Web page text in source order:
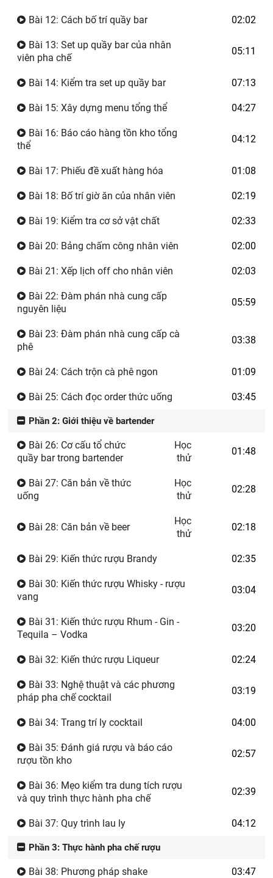
Bài 12: Cách bố trí quầy bar 02:02
Bài 13: Set up quầy bar của nhân
viên pha chế
05:11
Bài 14: Kiểm tra set up quầy bar 07:13
Bài 15: Xây dựng menu tổng thể 04:27
Bài 16: Báo cáo hàng tồn kho tổng
thể
04:12
Bài 17: Phiếu đề xuất hàng hóa 01:08
Bài 18: Bố trí giờ ăn của nhân viên 02:19
Bài 19: Kiểm tra cơ sở vật chất 02:33
Bài 20: Bảng chấm công nhân viên 02:00
Bài 21: Xếp lịch off cho nhân viên 02:03
Bài 22: Đàm phán nhà cung cấp
nguyên liệu
05:59
Bài 23: Đàm phán nhà cung cấp cà
phê
03:38
Bài 24: Cách trộn cà phê ngon 01:09
Bài 25: Cách đọc order thức uống 03:45
Phần 2: Giới thiệu về bartender
Bài 26: Cơ cấu tổ chức
quầy bar trong bartender
Học
thử
01:48
Bài 27: Căn bản về thức
uống
Học
thử
02:28
Bài 28: Căn bản về beer
Học
thử
02:18
Bài 29: Kiến thức rượu Brandy 02:35
Bài 30: Kiến thức rượu Whisky - rượu
vang
03:04
Bài 31: Kiến thức rượu Rhum - Gin -
Tequila – Vodka
03:20
Bài 32: Kiến thức rượu Liqueur 02:24
Bài 33: Nghệ thuật và các phương
pháp pha chế cocktail
03:19
Bài 34: Trang trí ly cocktail 04:00
Bài 35: Đánh giá rượu và báo cáo
rượu tồn kho
02:57
Bài 36: Mẹo kiểm tra dung tích rượu
và quy trình thực hành pha chế
02:39
Bài 37: Quy trình lau ly 04:12
Phần 3: Thực hành pha chế rượu
Bài 38: Phương pháp shake 03:47